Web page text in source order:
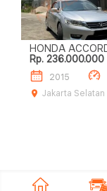
Rp. 236.000.000
2015
Jakarta Selatan